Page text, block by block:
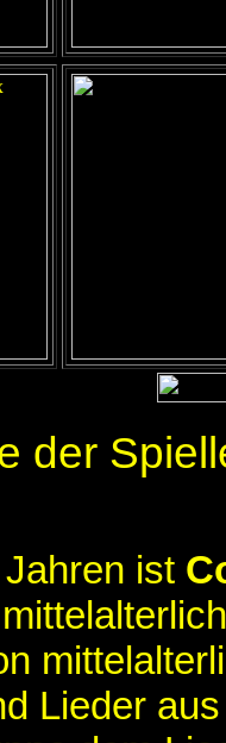
der
ist
Lieder